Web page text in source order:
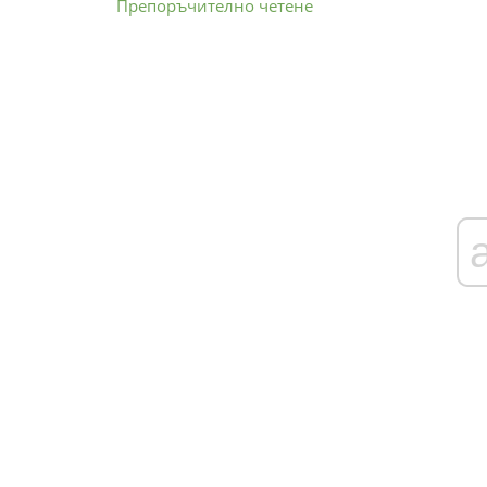
Препоръчително четене